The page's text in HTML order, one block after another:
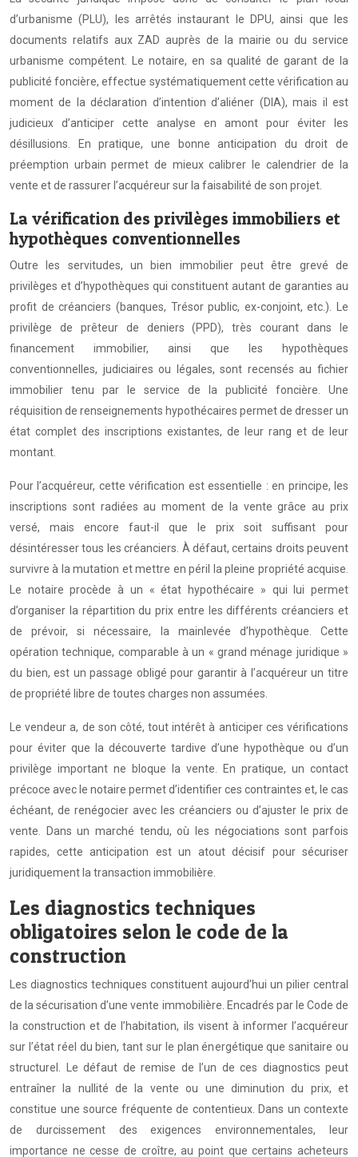
d’urbanisme (PLU), les arrêtés instaurant le DPU, ainsi que les
documents relatifs aux ZAD auprès de la mairie ou du service
urbanisme compétent. Le notaire, en sa qualité de garant de la
publicité foncière, effectue systématiquement cette vérification au
moment de la déclaration d’intention d’aliéner (DIA), mais il est
judicieux d’anticiper cette analyse en amont pour éviter les
désillusions. En pratique, une bonne anticipation du droit de
préemption urbain permet de mieux calibrer le calendrier de la
vente et de rassurer l’acquéreur sur la faisabilité de son projet.
La vérification des privilèges immobiliers et
hypothèques conventionnelles
Outre les servitudes, un bien immobilier peut être grevé de
privilèges et d’hypothèques qui constituent autant de garanties au
profit de créanciers (banques, Trésor public, ex-conjoint, etc.). Le
privilège de prêteur de deniers (PPD), très courant dans le
financement immobilier, ainsi que les hypothèques
conventionnelles, judiciaires ou légales, sont recensés au fichier
immobilier tenu par le service de la publicité foncière. Une
réquisition de renseignements hypothécaires permet de dresser un
état complet des inscriptions existantes, de leur rang et de leur
montant.
Pour l’acquéreur, cette vérification est essentielle : en principe, les
inscriptions sont radiées au moment de la vente grâce au prix
versé, mais encore faut-il que le prix soit suffisant pour
désintéresser tous les créanciers. À défaut, certains droits peuvent
survivre à la mutation et mettre en péril la pleine propriété acquise.
Le notaire procède à un « état hypothécaire » qui lui permet
d’organiser la répartition du prix entre les différents créanciers et
de prévoir, si nécessaire, la mainlevée d’hypothèque. Cette
opération technique, comparable à un « grand ménage juridique »
du bien, est un passage obligé pour garantir à l’acquéreur un titre
de propriété libre de toutes charges non assumées.
Le vendeur a, de son côté, tout intérêt à anticiper ces vérifications
pour éviter que la découverte tardive d’une hypothèque ou d’un
privilège important ne bloque la vente. En pratique, un contact
précoce avec le notaire permet d’identifier ces contraintes et, le cas
échéant, de renégocier avec les créanciers ou d’ajuster le prix de
vente. Dans un marché tendu, où les négociations sont parfois
rapides, cette anticipation est un atout décisif pour sécuriser
juridiquement la transaction immobilière.
Les diagnostics techniques
obligatoires selon le code de la
construction
Les diagnostics techniques constituent aujourd’hui un pilier central
de la sécurisation d’une vente immobilière. Encadrés par le Code de
la construction et de l’habitation, ils visent à informer l’acquéreur
sur l’état réel du bien, tant sur le plan énergétique que sanitaire ou
structurel. Le défaut de remise de l’un de ces diagnostics peut
entraîner la nullité de la vente ou une diminution du prix, et
constitue une source fréquente de contentieux. Dans un contexte
de durcissement des exigences environnementales, leur
importance ne cesse de croître, au point que certains acheteurs